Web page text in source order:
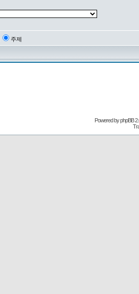
주제
Powered byphpBB